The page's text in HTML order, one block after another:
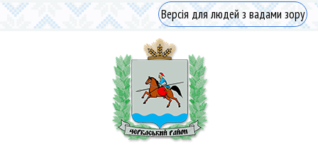
Версія для людей з вадами зору